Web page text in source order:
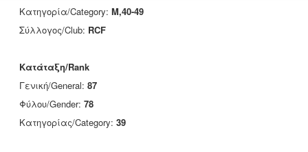
Κατηγορία/Category: M,40-49
Σύλλογος/Club: RCF
Κατάταξη/Rank
Γενική/General: 87
Φύλου/Gender: 78
Κατηγορίας/Category: 39